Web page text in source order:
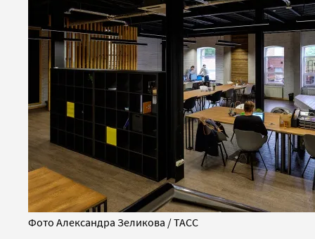
Фото Александра Зеликова / ТАСС